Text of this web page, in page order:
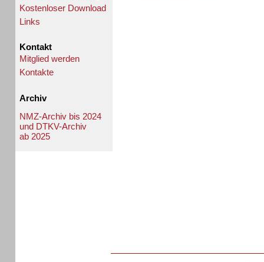
Kostenloser Download
Links
Kontakt
Mitglied werden
Kontakte
Archiv
NMZ-Archiv bis 2024
und DTKV-Archiv
ab 2025